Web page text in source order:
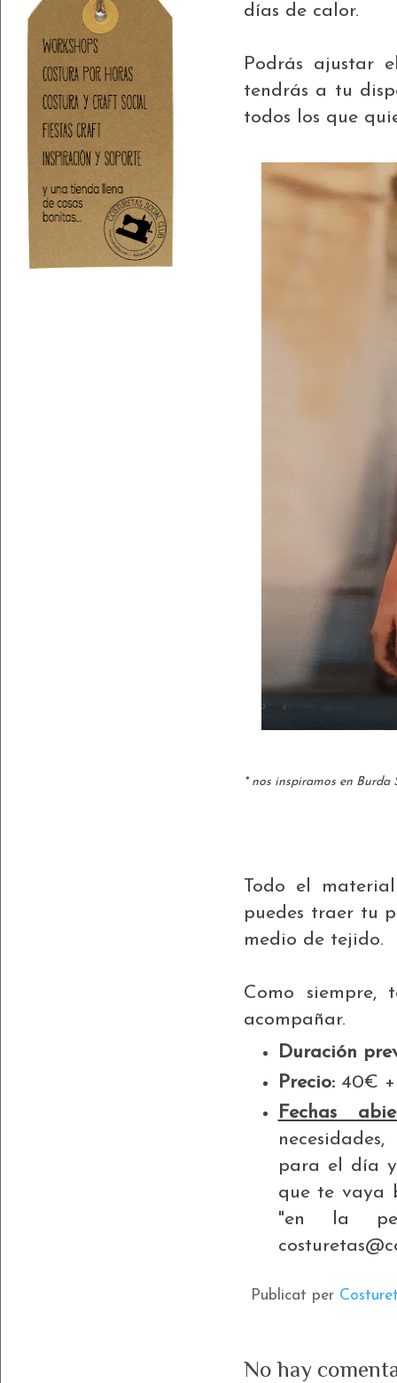
días de calor.
Podrás ajustar
tendrás a tu
todos los que
* nos inspiramos en Burda
Todo el
puedes traer tu
medio de tejido.
Como
acompañar.
Duración
Precio:40€ +
Fechas
para el día y
que te vaya
"en la
Publicat per
No hay